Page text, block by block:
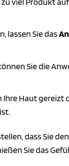
lassen Sie das
Sie die
Ihre Haut gereizt
dass Sie
Sie das